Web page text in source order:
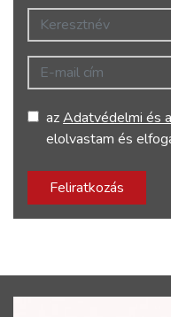
Keresztnév
E-mail cím
azAdatvédelmi és
elolvastam és
Feliratkozás